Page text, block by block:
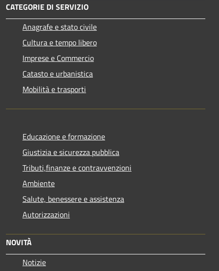
CATEGORIE DI SERVIZIO
Anagrafe e stato civile
Cultura e tempo libero
Imprese e Commercio
Catasto e urbanistica
Mobilità e trasporti
Educazione e formazione
Giustizia e sicurezza pubblica
Tributi,finanze e contravvenzioni
Ambiente
Salute, benessere e assistenza
Autorizzazioni
NOVITÀ
Notizie